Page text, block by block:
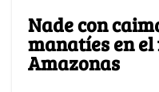
Nade con
manatíes en
Amazonas